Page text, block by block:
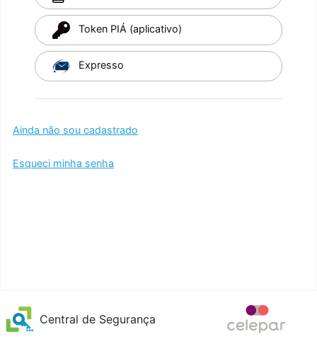
Token PIÁ (aplicativo)
Expresso
Ainda não sou cadastrado
Esqueci minha senha
Central de Segurança